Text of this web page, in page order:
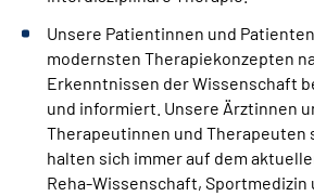
Unsere Patientinnen und
modernsten Therapiekonzepten
Erkenntnissen der Wissenschaft
und informiert. Unsere Ärztinnen
Therapeutinnen und Therapeuten
halten sich immer auf dem
Reha-Wissenschaft, Sportmedizin